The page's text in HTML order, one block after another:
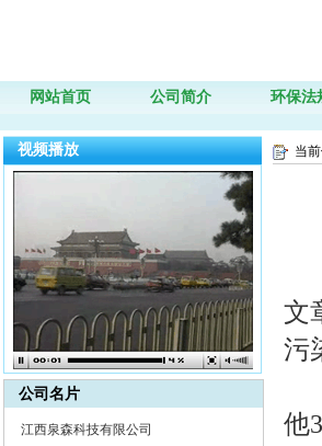
网站首页 公司简介 环保法
视频播放
公司名片
江西泉森科技有限公司
当前
文
污
他